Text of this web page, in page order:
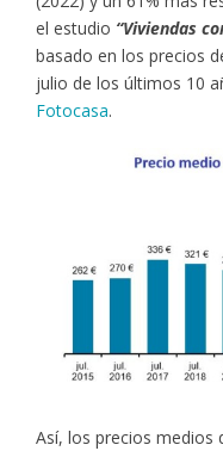
el estudio “Viviendas
basado en los precios
julio de los últimos 10
Fotocasa.
Así, los precios medios